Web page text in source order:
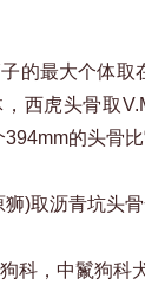
的最大个体取
，西虎头骨取
394mm的头骨
)取沥青坑头
科，中鬣狗科